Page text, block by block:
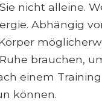
nicht alleine.
Abhängig
brauchen,
einem
können.